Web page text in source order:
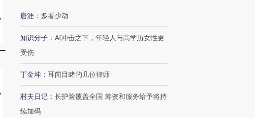
马航飞行员跨国走私7万
粒摇头丸 尿检体内含3种
度Z世代 用街头抗争将教
育部长拱下台
机”？难民潮撕裂西班牙
飞地休达
视线｜全球最热百城独占
视线｜不考竞赛的王虹、
唐涯 ： 多看少动
知识分子 ： AI冲击之下，年轻人与高学历女性更
受伤
丁金坤 ： 耳闻目睹的几位律师
村夫日记 ： 长护险覆盖全国 筹资和服务给予将持
续加码